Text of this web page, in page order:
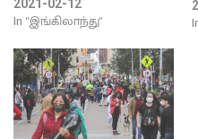
ஒழுங்குமுறை ஆணையம்
ஃபைஸர் நிறுவனம்
தயாரித்த தடுப்பூசியை
எடுத்துக்கொண்ட 236 பேர்
ஒவ்வாமை உள்ளிட்ட
காரணங்களால்
2021-02-12
In "இங்கிலாந்து"